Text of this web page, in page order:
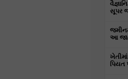
સૂપર
આ
પિયત